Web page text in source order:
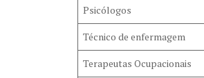
Psicólogos
Técnico de enfermagem
Terapeutas Ocupacionais